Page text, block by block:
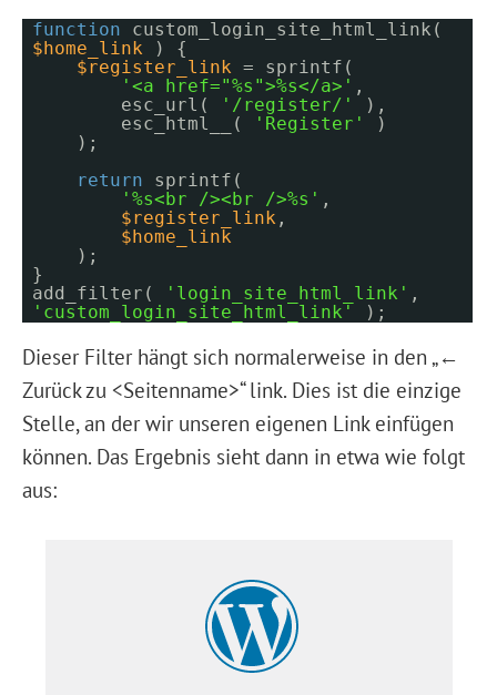
function
custom_login_site_html_link(
$home_link
) {
$register_link = sprintf(
'<a href="%s">%s</a>' ,
esc_url(
'/register/'
),
esc_html__(
'Register'
)
);
return
sprintf(
'%s<br /><br />%s' ,
$register_link ,
$home_link
);
}
add_filter(
'login_site_html_link' ,
'custom_login_site_html_link'
);
Dieser Filter hängt sich normalerweise in den „←
Zurück zu <Seitenname>“ link. Dies ist die einzige
Stelle, an der wir unseren eigenen Link einfügen
können. Das Ergebnis sieht dann in etwa wie folgt
aus: